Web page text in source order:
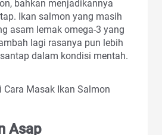
bahkan menjadikannya
Ikan salmon yang masih
asam lemak omega-3 yang
lagi rasanya pun lebih
dalam kondisi mentah.
Asap